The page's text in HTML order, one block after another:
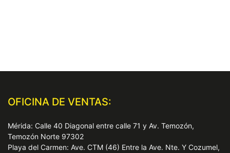
OFICINA DE VENTAS:
Mérida: Calle 40 Diagonal entre calle 71 y Av. Temozón,
Temozón Norte 97302
Playa del Carmen: Ave. CTM (46) Entre la Ave. Nte. Y Cozumel,